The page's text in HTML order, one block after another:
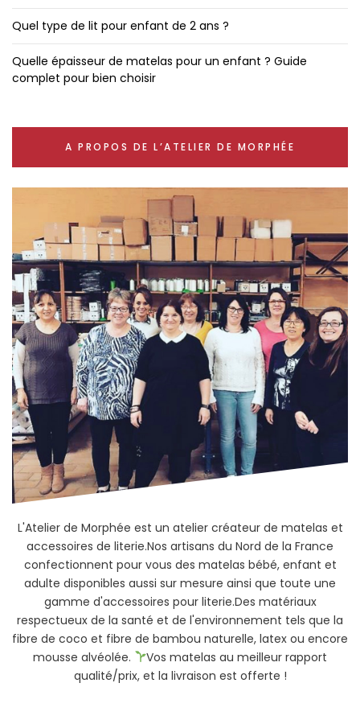
Quel type de lit pour enfant de 2 ans ?
Quelle épaisseur de matelas pour un enfant ? Guide
complet pour bien choisir
A PROPOS DE L’ATELIER DE MORPHÉE
L'Atelier de Morphée est un atelier créateur de matelas et
accessoires de literie.Nos artisans du Nord de la France
confectionnent pour vous des matelas bébé, enfant et
adulte disponibles aussi sur mesure ainsi que toute une
gamme d'accessoires pour literie.Des matériaux
respectueux de la santé et de l'environnement tels que la
fibre de coco et fibre de bambou naturelle, latex ou encore
mousse alvéolée.
Vos matelas au meilleur rapport
qualité/prix, et la livraison est offerte !